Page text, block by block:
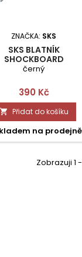
ZNAČKA: SKS
SKS BLATNÍK
SHOCKBOARD
černý
Cena
390 Kč
 Přidat do košíku
na prodejně
Zobrazuji 1